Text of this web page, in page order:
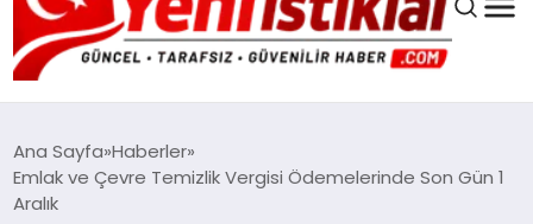
GÜNDEM
Ana Sayfa Haberler
Emlak ve Çevre Temizlik Vergisi Ödemelerinde Son Gün 1
Aralık